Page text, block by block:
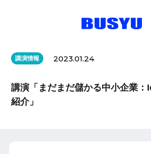
講演情報 2023.01.24
講演「まだまだ儲かる中小企業：
紹介」